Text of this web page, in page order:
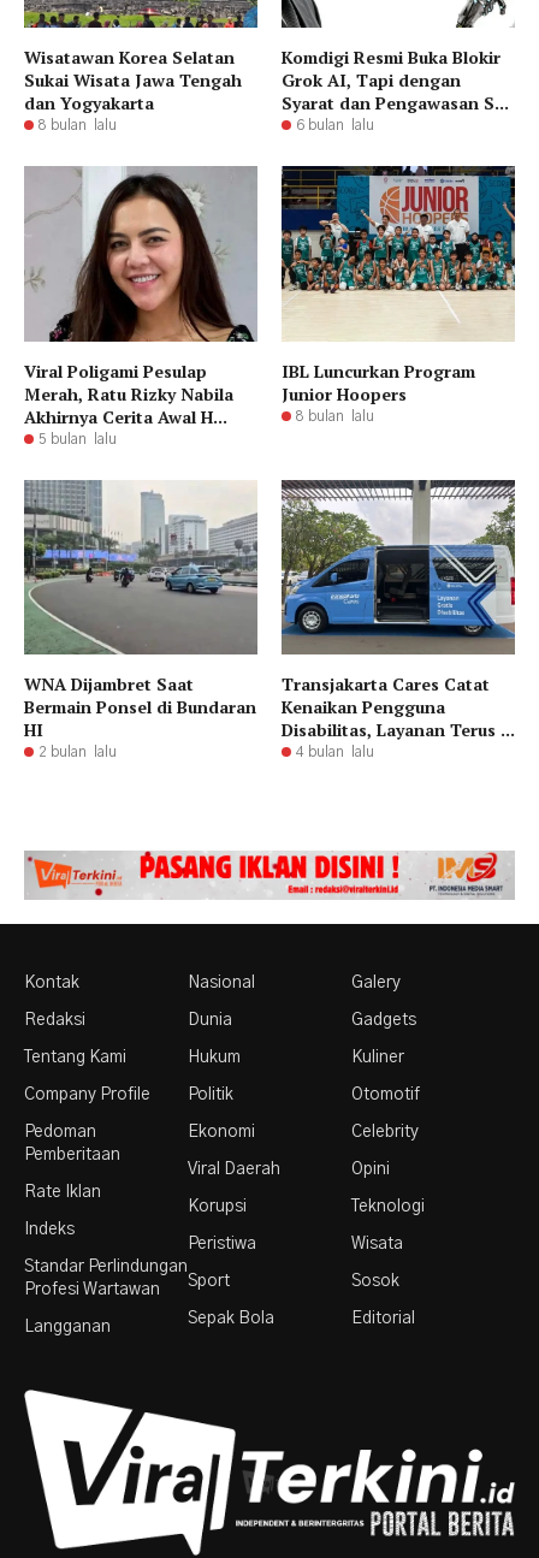
Wisatawan Korea Selatan
Sukai Wisata Jawa Tengah
dan Yogyakarta
8 bulan lalu
Komdigi Resmi Buka Blokir
Grok AI, Tapi dengan
Syarat dan Pengawasan S...
6 bulan lalu
Viral Poligami Pesulap
Merah, Ratu Rizky Nabila
Akhirnya Cerita Awal H...
5 bulan lalu
IBL Luncurkan Program
Junior Hoopers
8 bulan lalu
WNA Dijambret Saat
Bermain Ponsel di Bundaran
HI
2 bulan lalu
Transjakarta Cares Catat
Kenaikan Pengguna
Disabilitas, Layanan Terus ...
4 bulan lalu
Kontak
Redaksi
Tentang Kami
Company Profile
Pedoman
Pemberitaan
Rate Iklan
Indeks
Standar Perlindungan
Profesi Wartawan
Langganan
Nasional
Dunia
Hukum
Politik
Ekonomi
Viral Daerah
Korupsi
Peristiwa
Sport
Sepak Bola
Galery
Gadgets
Kuliner
Otomotif
Celebrity
Opini
Teknologi
Wisata
Sosok
Editorial